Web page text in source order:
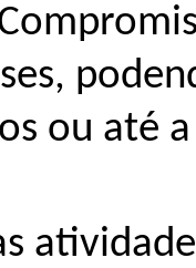
ou até